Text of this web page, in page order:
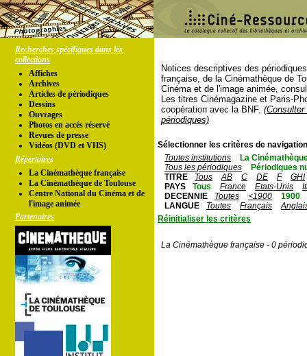
Recherches spécifiques dans les
collections
Affiches
Archives
Articles de périodiques
Dessins
Ouvrages
Photos en accés réservé
Revues de presse
Vidéos (DVD et VHS)
Répertoires
La Cinémathèque française
La Cinémathèque de Toulouse
Centre National du Cinéma et de
l'image animée
Partenaires
Notices descriptives des
française, de la Cinémathèque de
Cinéma et de l'image animée,
Les titres Cinémagazine et Paris-
coopération avec la BNF.
périodiques)
Sélectionner les critères de
Toutes institutions
La
Tous les périodiques
Périodiques
TITRE
Tous AB C DE F
GHI
PAYS
Tous France Etats-Unis
DECENNIE
Toutes <1900
1900
LANGUE
Toutes Français
Réinitialiser les critères
La Cinémathèque française - 0